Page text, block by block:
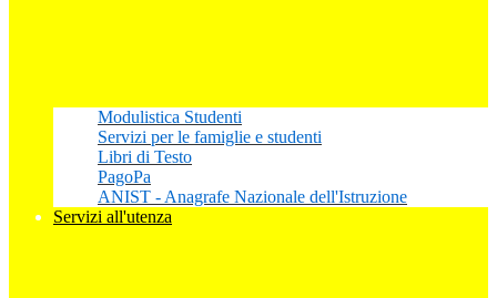
Modulistica Studenti
Servizi per le famiglie e studenti
Libri di Testo
PagoPa
ANIST - Anagrafe Nazionale dell'Istruzione
Servizi all'utenza